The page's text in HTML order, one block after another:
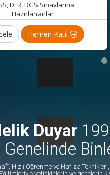
DLR, DGS Sınavlarına
Hazırlananlar
Hemen Katıl
Duyar
Genelinde
®, Hızlı Öğrenme ve Hafıza